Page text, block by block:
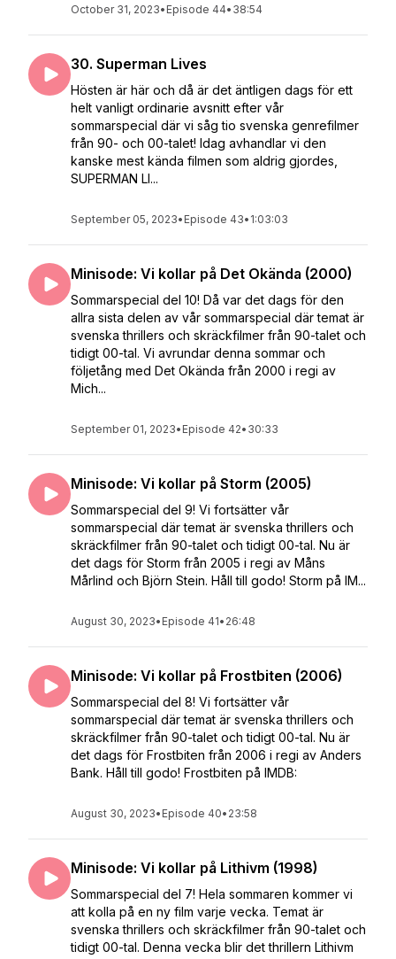
October 31, 2023• Episode 44• 38:54
30. Superman Lives
Hösten är här och då är det äntligen dags för ett
helt vanligt ordinarie avsnitt efter vår
sommarspecial där vi såg tio svenska genrefilmer
från 90- och 00-talet! Idag avhandlar vi den
kanske mest kända filmen som aldrig gjordes,
SUPERMAN LI...
September 05, 2023• Episode 43• 1:03:03
Minisode: Vi kollar på Det Okända (2000)
Sommarspecial del 10! Då var det dags för den
allra sista delen av vår sommarspecial där temat är
svenska thrillers och skräckfilmer från 90-talet och
tidigt 00-tal. Vi avrundar denna sommar och
följetång med Det Okända från 2000 i regi av
Mich...
September 01, 2023• Episode 42• 30:33
Minisode: Vi kollar på Storm (2005)
Sommarspecial del 9! Vi fortsätter vår
sommarspecial där temat är svenska thrillers och
skräckfilmer från 90-talet och tidigt 00-tal. Nu är
det dags för Storm från 2005 i regi av Måns
Mårlind och Björn Stein. Håll till godo! Storm på IM...
August 30, 2023• Episode 41• 26:48
Minisode: Vi kollar på Frostbiten (2006)
Sommarspecial del 8! Vi fortsätter vår
sommarspecial där temat är svenska thrillers och
skräckfilmer från 90-talet och tidigt 00-tal. Nu är
det dags för Frostbiten från 2006 i regi av Anders
Bank. Håll till godo! Frostbiten på IMDB:
August 30, 2023• Episode 40• 23:58
Minisode: Vi kollar på Lithivm (1998)
Sommarspecial del 7! Hela sommaren kommer vi
att kolla på en ny film varje vecka. Temat är
svenska thrillers och skräckfilmer från 90-talet och
tidigt 00-tal. Denna vecka blir det thrillern Lithivm